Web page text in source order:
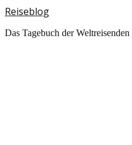
Reiseblog
Das Tagebuch der Weltreisenden